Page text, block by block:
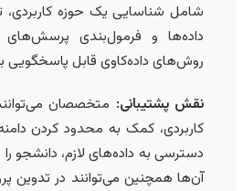
شامل شناسایی یک حوزه کاربردی،
داده‌ها و فرمول‌بندی پرسش‌های
روش‌های داده‌کاوی قابل پاسخگویی
نقش پشتیبانی:متخصصان می‌توانند با
کاربردی، کمک به محدود کردن دامنه
دسترسی به داده‌های لازم، دانشجو را در
آن‌ها همچنین می‌توانند در تدوین